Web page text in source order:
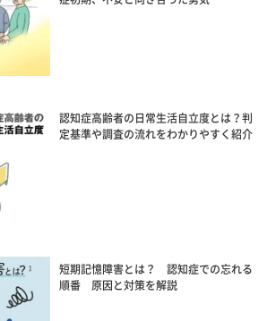
認知症高齢者の日常生活自立度とは？判
定基準や調査の流れをわかりやすく紹介
短期記憶障害とは？ 認知症での忘れる
順番 原因と対策を解説